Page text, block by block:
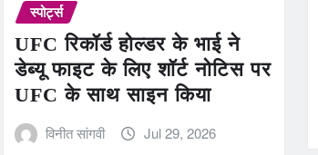
स्पोर्ट्स
UFC रिकॉर्ड होल्डर के भाई ने
डेब्यू फाइट के लिए शॉर्ट नोटिस पर
UFC के साथ साइन किया
विनीत सांगवी Jul 29, 2026